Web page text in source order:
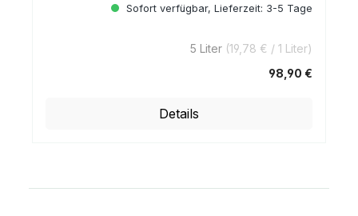
Sofort verfügbar, Lieferzeit: 3-5 Tage
5 Liter (19,78 € / 1 Liter)
98,90 €
Details